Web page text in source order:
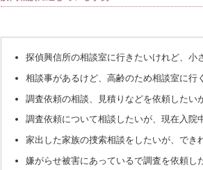
探偵興信所の相談室に行きたいけれど、
相談事があるけど、高齢のため相談室に行
調査依頼の相談、見積りなどを依頼した
調査依頼について相談したいが、現在入
家出した家族の捜索相談をしたいが、で
嫌がらせ被害にあっているで調査を依頼